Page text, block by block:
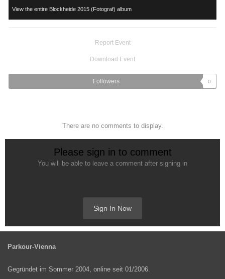
View the entire Blockheide 2015 (Fotograf) album
Report Event
Download Event
Followers 0
There are no comments to display.
Please sign in to comment
You will be able to leave a comment after signing in
Sign In Now
Parkour-Vienna
Gegründet im Sommer 2004, online seit 01/2006.